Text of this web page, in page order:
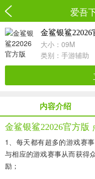
爱吾
金鲨银鲨22026
大小：09M
类别： 手游辅助
内容介绍
金鲨银鲨22026官方版
1、每天都有超多的游戏赛
与相应的游戏赛事从而获得
励；